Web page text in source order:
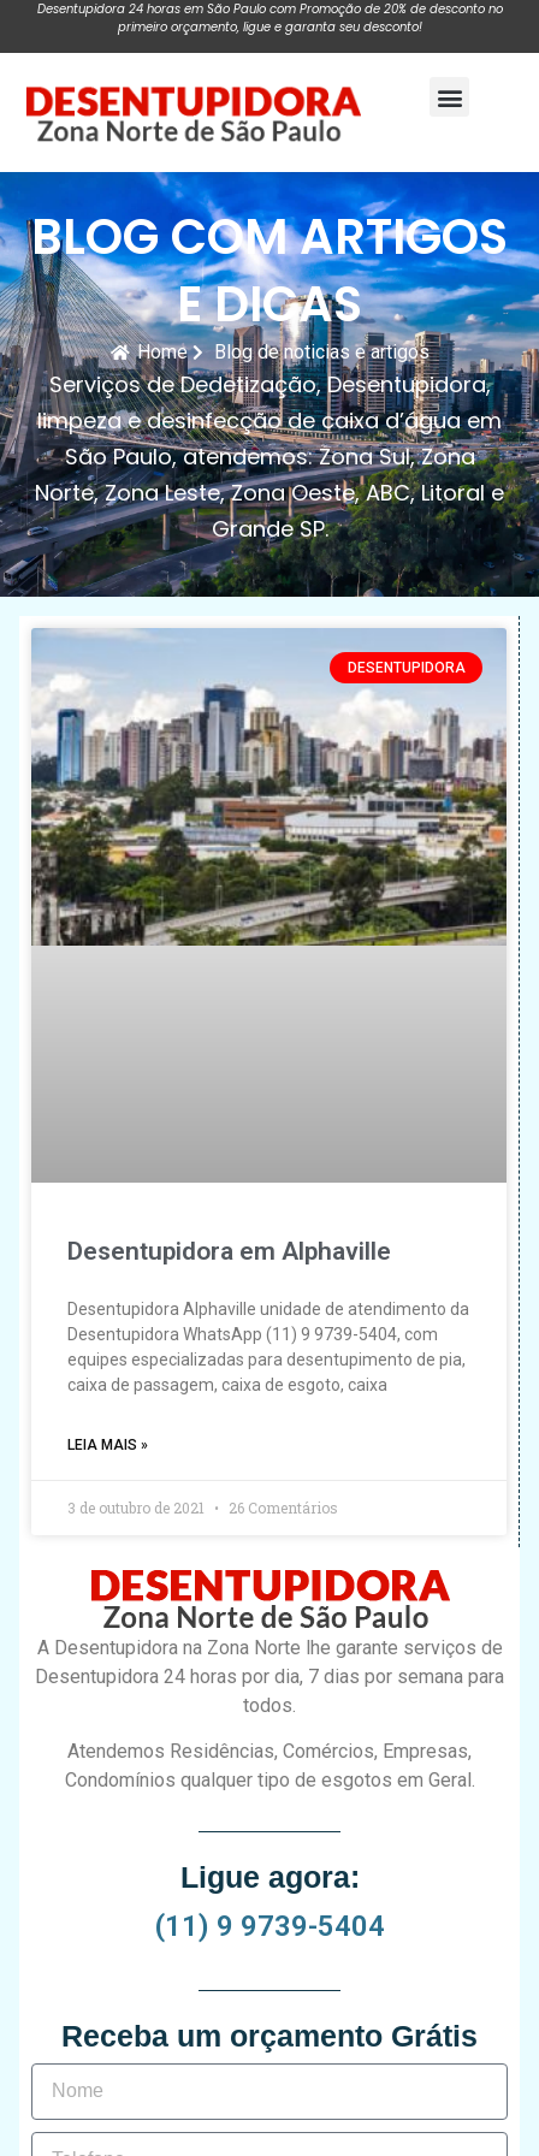
Desentupidora 24 horas em São Paulo com Promoção de 20% de desconto no
primeiro orçamento, ligue e garanta seu desconto!
BLOG COM ARTIGOS
E DICAS
Home Blog de noticias e artigos
Serviços de Dedetização, Desentupidora,
limpeza e desinfecção de caixa d’água em
São Paulo, atendemos: Zona Sul, Zona
Norte, Zona Leste, Zona Oeste, ABC, Litoral e
Grande SP.
DESENTUPIDORA
Desentupidora em Alphaville
Desentupidora Alphaville unidade de atendimento da
Desentupidora WhatsApp (11) 9 9739-5404, com
equipes especializadas para desentupimento de pia,
caixa de passagem, caixa de esgoto, caixa
LEIA MAIS »
3 de outubro de 2021 26 Comentários
A Desentupidora na Zona Norte lhe garante serviços de
Desentupidora 24 horas por dia, 7 dias por semana para
todos.
Atendemos Residências, Comércios, Empresas,
Condomínios qualquer tipo de esgotos em Geral.
Ligue agora:
(11) 9 9739-5404
Receba um orçamento Grátis